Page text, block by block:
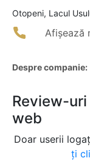
Otopeni, Lacul
Afișează
Despre companie:
Review-
web
Doar userii
ți